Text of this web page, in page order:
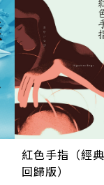
紅色手指（經典
回歸版）